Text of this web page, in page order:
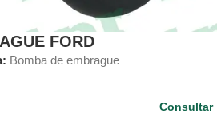
FORD
Bomba de embrague
Consultar